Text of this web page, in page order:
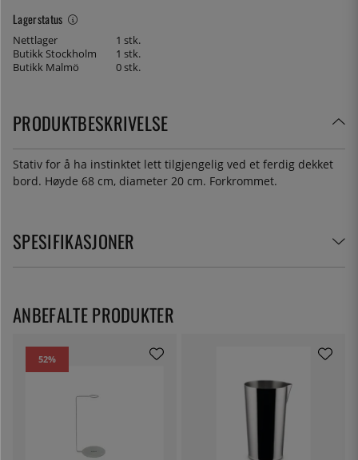
Lagerstatus
Nettlager
1 stk.
Butikk Stockholm
1 stk.
Butikk Malmö
0 stk.
PRODUKTBESKRIVELSE
Stativ for å ha instinktet lett tilgjengelig ved et ferdig dekket
bord. Høyde 68 cm, diameter 20 cm. Forkrommet.
SPESIFIKASJONER
52%
ANBEFALTE PRODUKTER